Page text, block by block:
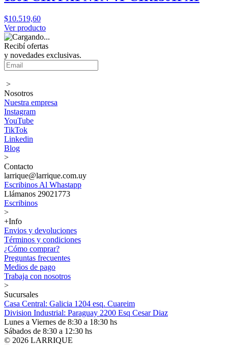
$10.519,60
Ver producto
Recibí ofertas
y novedades exclusivas.
>
Nosotros
Nuestra empresa
Instagram
YouTube
TikTok
Linkedin
Blog
>
Contacto
larrique@larrique.com.uy
Escribinos Al Whastapp
Llámanos 29021773
Escribinos
>
+Info
Envios y devoluciones
Términos y condiciones
¿Cómo comprar?
Preguntas frecuentes
Medios de pago
Trabaja con nosotros
>
Sucursales
Casa Central: Galicia 1204 esq. Cuareim
Division Industrial: Paraguay 2200 Esq Cesar Diaz
Lunes a Viernes de 8:30 a 18:30 hs
Sábados de 8:30 a 12:30 hs
© 2026 LARRIQUE